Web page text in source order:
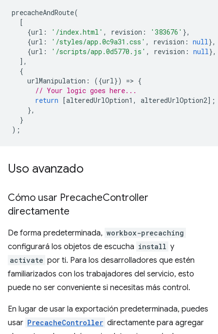
precacheAndRoute(
[
{url : '/index.html' , revision : '383676' },
{url : '/styles/app.0c9a31.css' , revision : null},
{url : '/scripts/app.0d5770.js' , revision : null},
],
{
urlManipulation : ({url}) => {
// Your logic goes here...
return [alteredUrlOption1 , alteredUrlOption2];
},
}
);
Uso avanzado
Cómo usar PrecacheController
directamente
De forma predeterminada, workbox-precaching
configurará los objetos de escucha install y
activate por ti. Para los desarrolladores que estén
familiarizados con los trabajadores del servicio, esto
puede no ser conveniente si necesitas más control.
En lugar de usar la exportación predeterminada, puedes
usar PrecacheController directamente para agregar